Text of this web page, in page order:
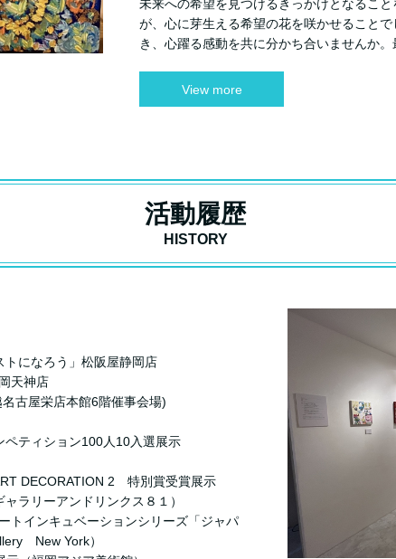
未来への希望を見つけるきっかけとなるこ
が、心に芽生える希望の花を咲かせること
き、心躍る感動を共に分かち合いませんか。
View more
活動履歴
HISTORY
になろう」松阪屋静岡店
天神店
古屋栄店本館6階催事会場)
ティション100人10入選展示
DECORATION 2 特別賞受賞展示
ラリーアンドリンクス８１）
インキュベーションシリーズ「ジャパ
New York）